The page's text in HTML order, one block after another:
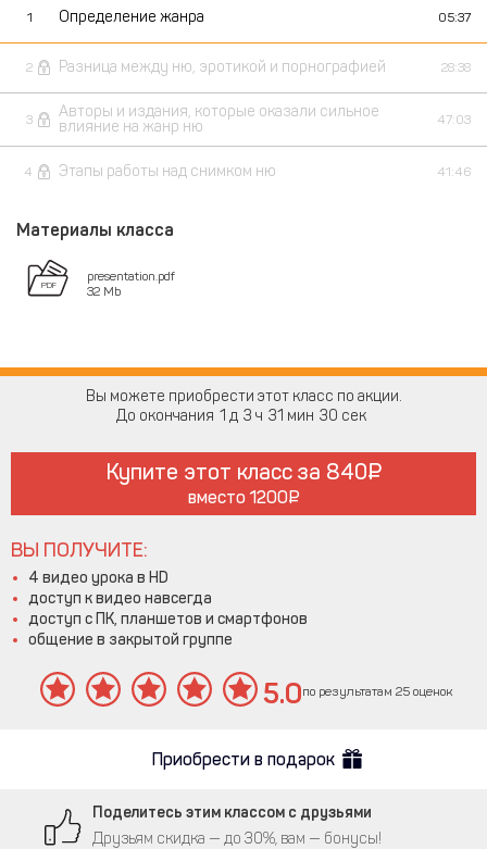
1 Определение жанра 05:37
2 Разница между ню, эротикой и порнографией 28:38
3
Авторы и издания, которые оказали сильное
влияние на жанр ню
47:03
4 Этапы работы над снимком ню 41:46
Материалы класса
presentation.pdf
32 Mb
Вы можете приобрести этот класс по акции.
До окончания 1 3 31 29
Купите этот класс за 840
вместо 1200
ВЫ ПОЛУЧИТЕ:
4 видео урока в HD
доступ к видео навсегда
доступ с ПК, планшетов и смартфонов
общение в закрытой группе
5.0по результатам 25 оценок
Приобрести в подарок
Поделитесь этим классом с друзьями
Друзьям скидка — до 30%, вам — бонусы!